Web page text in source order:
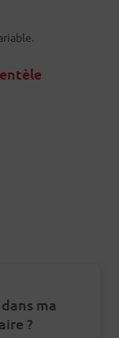
ma
?